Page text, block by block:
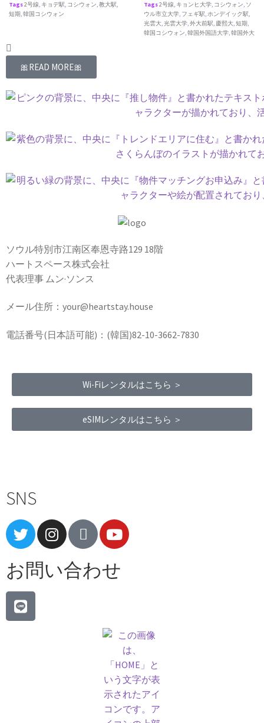
Tags2号線, キョデ駅, コシウォン,教大駅,
短期,韓国コシウォン
Tags2号線, キョンヒ大学, コシウォン, ソ
ウル市立大学, フェギ駅,ホンデイック駅,
光雲大,光雲大学,外大前駅, 慶熙大,短期,
韓国コシウォン,韓国外国語大学,韓国外大
🎀READ MORE🎀
ソウル特別市江南区奉恩寺路129 18階
ハートスペース株式会社
代表理事 ムン·ソンス
メール住所：your@heartstay.house
電話番号(日本語可能)：(韓国)82-10-3662-7830
Wi-Fiレンタルはこちら ＞
eSIMレンタルはこちら ＞
SNS
お問い合わせ